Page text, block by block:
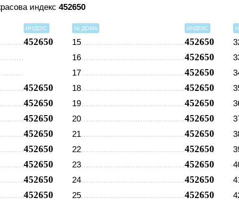
индекс 452650
ИНДЕКС
452650
452650
452650
452650
452650
452650
452650
452650
452650
№ ДОМА ИНДЕКС
15 452650
16 452650
17 452650
18 452650
19 452650
20 452650
21 452650
22 452650
23 452650
24 452650
25 452650